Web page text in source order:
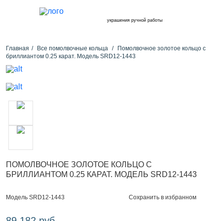
украшения ручной работы
Главная Все помолвочные кольца
Помолвочное золотое кольцо с
бриллиантом 0.25 карат. Модель SRD12-1443
ПОМОЛВОЧНОЕ ЗОЛОТОЕ КОЛЬЦО С
БРИЛЛИАНТОМ 0.25 КАРАТ. МОДЕЛЬ SRD12-1443
Модель SRD12-1443 Сохранить в избранном